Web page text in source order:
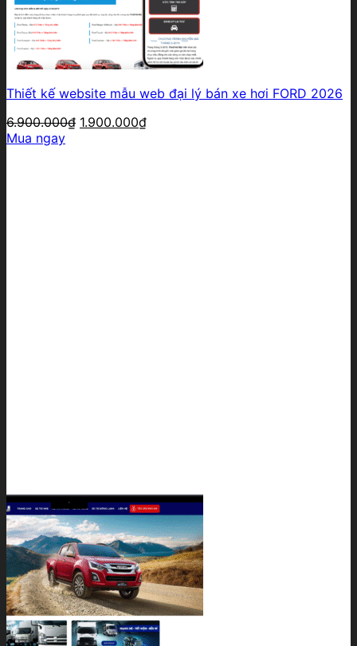
Thiết kế website mẫu web đại lý bán xe hơi FORD 2026
6.900.000₫ Giá
1.900.000₫Giá
Mua ngay